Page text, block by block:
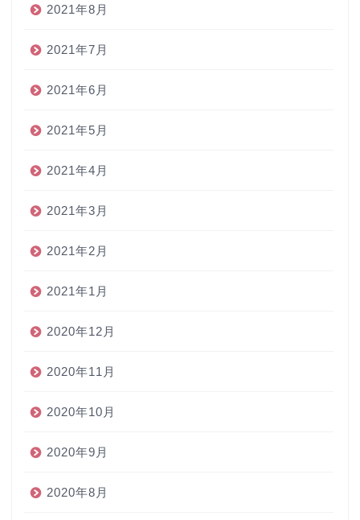
2021年8月
2021年7月
2021年6月
2021年5月
2021年4月
2021年3月
2021年2月
2021年1月
2020年12月
2020年11月
2020年10月
2020年9月
2020年8月